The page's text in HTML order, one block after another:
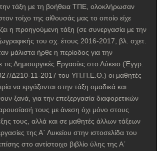
τάξη με τη βοήθεια ΤΠΕ, ολοκλήρωσαν
τοίχο της αίθουσάς μας το οποίο είχε
η προηγούμενη τάξη (σε συνεργασία με την
του σχ. έτους 2016-2017, βλ. σχετ.
μάλιστα ήρθε η περίοδος για την
Δημιουργικές Εργασίες στο Λύκειο (Έγγρ.
Δ210-11-2017 του ΥΠ.Π.Ε.Θ.) οι μαθητές
να εργάζονται στην τάξη ομαδικά και
ξανά, για την επεξεργασία διαφορετικών
τους με άνεση όχι μόνο στους
τους, αλλά και σε μαθητές άλλων τάξεων
της Α΄ Λυκείου στην ιστοσελίδα του
στο αντίστοιχο βιβλίο ύλης της Α΄